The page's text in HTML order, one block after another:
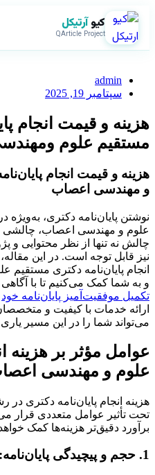
کیوآرتیکل
QArticle Project
admin
سپتامبر 19, 2025
هزینه و قیمت انجام
مستقیم علوم
هزینه و قیمت انجام
و مهندسی اعصاب
نوشتن پایان‌نامه دکتری،
علوم و مهندسی اعصاب، چالشی
چالش نه تنها از نظر محتوایی و
نیز قابل توجه است. در این
انجام پایان‌نامه دکتری
و به شما کمک می‌کنیم تا با
تکمیل موفقیت‌آمیز پایان‌نامه خود
ارائه خدمات با کیفیت و
می‌تواند شما را در این مسیر یاری
عوامل مؤثر بر هزینه
علوم و مهندسی
هزینه انجام پایان‌نامه دکتری
تحت تأثیر عوامل متعددی قرار
برآورد دقیق‌تر هزینه‌ها کمک
1. حجم و پیچیدگی پایان‌نامه: